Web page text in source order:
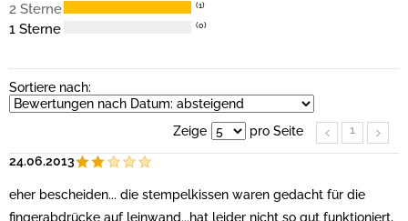
2 Sterne (1)
1 Sterne (0)
Sortiere nach:
Zeige pro Seite 1
24.06.2013
eher bescheiden... die stempelkissen waren gedacht für die
fingerabdrücke auf leinwand...hat leider nicht so gut funktioniert,